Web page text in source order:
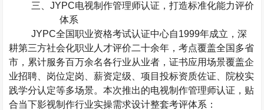
三、 JYPC电视制作管理师认证，打造标准化能力评价
体系
JYPC全国职业资格考试认证中心自1999年成立，深
耕第三方社会化职业人才评价二十余年，考点覆盖全国多省
市，累计服务百万余名各行业从业者，证书应用场景覆盖企
业招聘、岗位定岗、薪资定级、项目投标资质佐证、院校实
践学分认定等多场景。本次推出的电视制作管理师认证，贴
合当下影视制作行业实操需求设计整套考评体系：